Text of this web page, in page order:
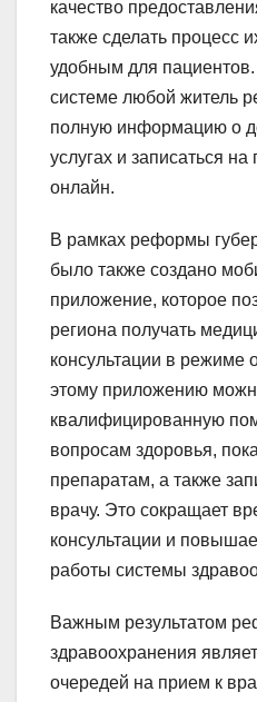
качество
также сделать процесс
удобным для
системе любой житель
полную информацию о
услугах и записаться
онлайн.
В рамках реформы
было также создано
приложение, которое
региона получать
консультации в режиме
этому приложению
квалифицированную
вопросам здоровья,
препаратам, а также
врачу. Это сокращает
консультации и
работы системы
Важным результатом
здравоохранения
очередей на прием к